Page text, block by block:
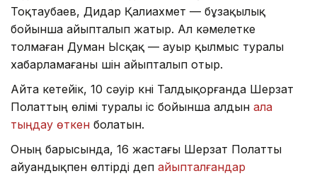
Тоқтаубаев, Дидар Қалиахмет — бұзақылық
бойынша айыпталып жатыр. Ал кәмелетке
толмаған Думан Ысқақ — ауыр қылмыс туралы
хабарламағаны үшін айыпталып отыр.
Айта кетейік, 10 сәуір күні Талдықорғанда Шерзат
Полаттың өлімі туралы іс бойынша алдын ала
тыңдау өткен болатын.
Оның барысында, 16 жастағы Шерзат Полатты
айуандықпен өлтірді деп айыпталғандар